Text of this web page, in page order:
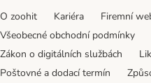
O zoohit Kariéra Firemní
Všeobecné obchodní podmínky
Zákon o digitálních službách
Poštovné a dodací termín